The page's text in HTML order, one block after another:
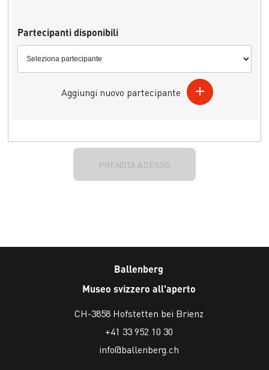
Partecipanti disponibili
Aggiungi nuovo partecipante
PRENOTA ADESSO
Ballenberg
Museo svizzero all'aperto
CH-3858 Hofstetten bei Brienz
+41 33 952 10 30
info@ballenberg.ch